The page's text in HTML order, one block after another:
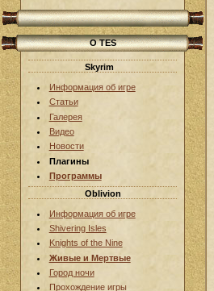
О TES
Skyrim
Информация об игре
Статьи
Галерея
Видео
Новости
Плагины
Программы
Oblivion
Информация об игре
Shivering Isles
Knights of the Nine
Живые и Мертвые
Город ночи
Прохождение игры